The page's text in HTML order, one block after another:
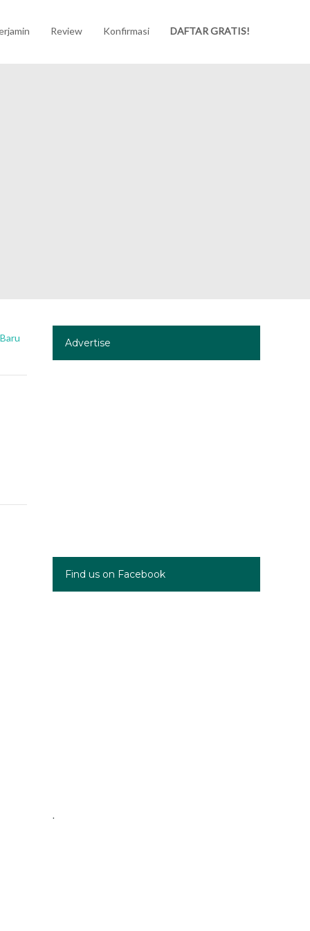
Review Konfirmasi DAFTAR GRATIS!
Advertise
Find us on Facebook
.